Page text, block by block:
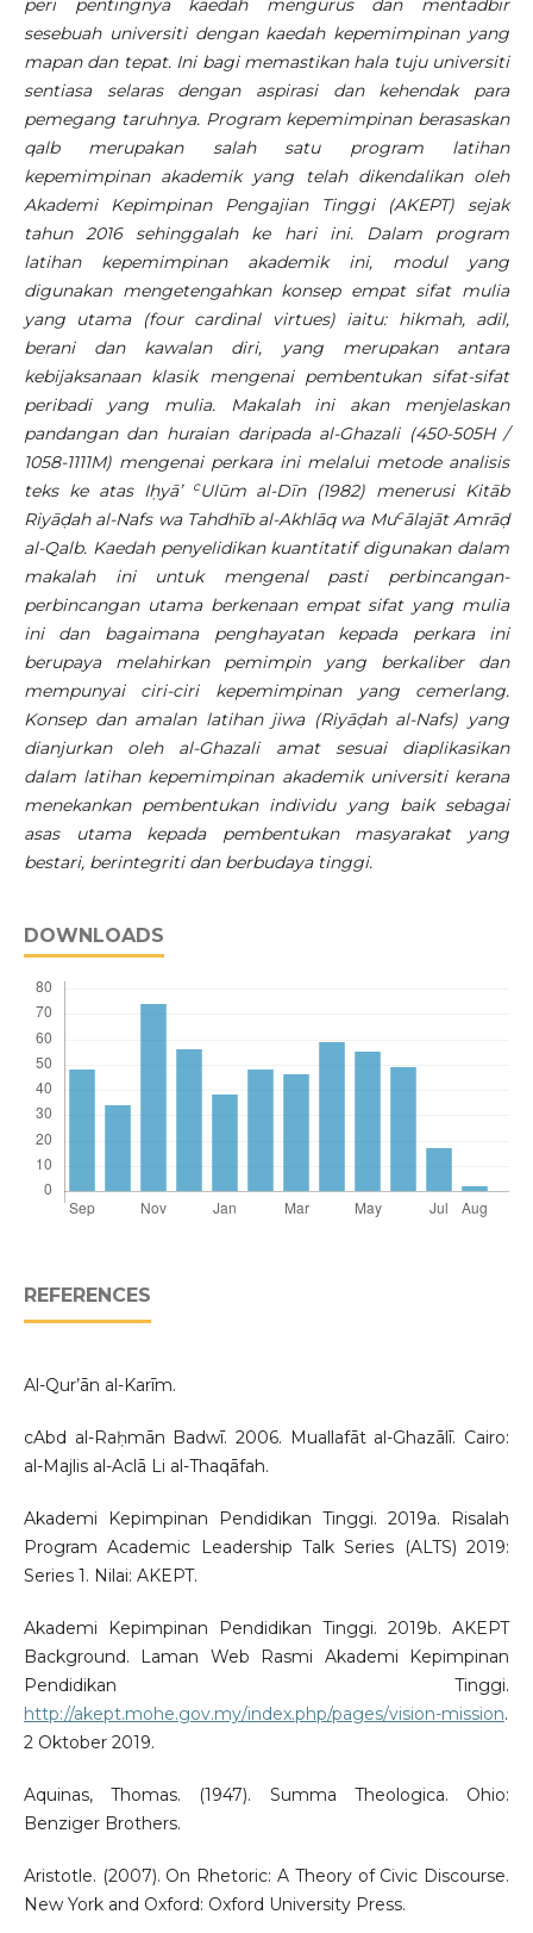
peri pentingnya kaedah mengurus dan mentadbir
sesebuah universiti dengan kaedah kepemimpinan yang
mapan dan tepat. Ini bagi memastikan hala tuju universiti
sentiasa selaras dengan aspirasi dan kehendak para
pemegang taruhnya. Program kepemimpinan berasaskan
qalb merupakan salah satu program latihan
kepemimpinan akademik yang telah dikendalikan oleh
Akademi Kepimpinan Pengajian Tinggi (AKEPT) sejak
tahun 2016 sehinggalah ke hari ini. Dalam program
latihan kepemimpinan akademik ini, modul yang
digunakan mengetengahkan konsep empat sifat mulia
yang utama (four cardinal virtues) iaitu: hikmah, adil,
berani dan kawalan diri, yang merupakan antara
kebijaksanaan klasik mengenai pembentukan sifat-sifat
peribadi yang mulia. Makalah ini akan menjelaskan
pandangan dan huraian daripada al-Ghazali (450-505H /
1058-1111M) mengenai perkara ini melalui metode analisis
teks ke atas Iḥyā’ cUlūm al-Dīn (1982) menerusi Kitāb
Riyāḍah al-Nafs wa Tahdhīb al-Akhlāq wa Mucālajāt Amrāḍ
al-Qalb. Kaedah penyelidikan kuantitatif digunakan dalam
makalah ini untuk mengenal pasti perbincangan-
perbincangan utama berkenaan empat sifat yang mulia
ini dan bagaimana penghayatan kepada perkara ini
berupaya melahirkan pemimpin yang berkaliber dan
mempunyai ciri-ciri kepemimpinan yang cemerlang.
Konsep dan amalan latihan jiwa (Riyāḍah al-Nafs) yang
dianjurkan oleh al-Ghazali amat sesuai diaplikasikan
dalam latihan kepemimpinan akademik universiti kerana
menekankan pembentukan individu yang baik sebagai
asas utama kepada pembentukan masyarakat yang
bestari, berintegriti dan berbudaya tinggi.
DOWNLOADS
REFERENCES
Al-Qur’ān al-Karīm.
cAbd al-Raḥmān Badwī. 2006. Muallafāt al-Ghazālī. Cairo:
al-Majlis al-Aclā Li al-Thaqāfah.
Akademi Kepimpinan Pendidikan Tinggi. 2019a. Risalah
Program Academic Leadership Talk Series (ALTS) 2019:
Series 1. Nilai: AKEPT.
Akademi Kepimpinan Pendidikan Tinggi. 2019b. AKEPT
Background. Laman Web Rasmi Akademi Kepimpinan
Pendidikan Tinggi.
http://akept.mohe.gov.my/index.php/pages/vision-mission.
2 Oktober 2019.
Aquinas, Thomas. (1947). Summa Theologica. Ohio:
Benziger Brothers.
Aristotle. (2007). On Rhetoric: A Theory of Civic Discourse.
New York and Oxford: Oxford University Press.